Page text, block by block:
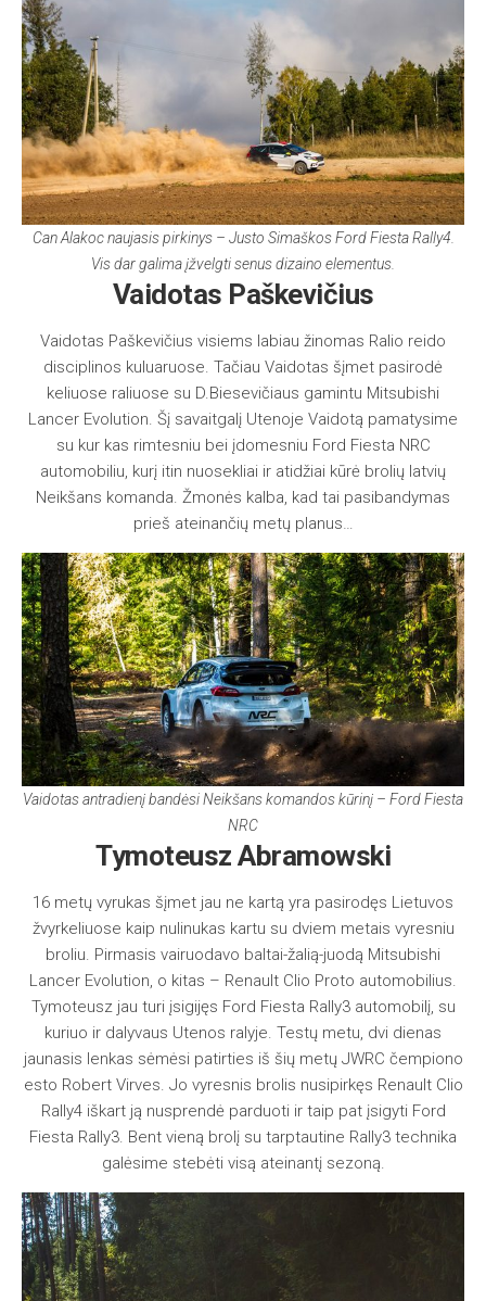
Can Alakoc naujasis pirkinys – Justo Simaškos Ford Fiesta Rally4.
Vis dar galima įžvelgti senus dizaino elementus.
Vaidotas Paškevičius
Vaidotas Paškevičius visiems labiau žinomas Ralio reido
disciplinos kuluaruose. Tačiau Vaidotas šįmet pasirodė
keliuose raliuose su D.Biesevičiaus gamintu Mitsubishi
Lancer Evolution. Šį savaitgalį Utenoje Vaidotą pamatysime
su kur kas rimtesniu bei įdomesniu Ford Fiesta NRC
automobiliu, kurį itin nuosekliai ir atidžiai kūrė brolių latvių
Neikšans komanda. Žmonės kalba, kad tai pasibandymas
prieš ateinančių metų planus…
Vaidotas antradienį bandėsi Neikšans komandos kūrinį – Ford Fiesta
NRC
Tymoteusz Abramowski
16 metų vyrukas šįmet jau ne kartą yra pasirodęs Lietuvos
žvyrkeliuose kaip nulinukas kartu su dviem metais vyresniu
broliu. Pirmasis vairuodavo baltai-žalią-juodą Mitsubishi
Lancer Evolution, o kitas – Renault Clio Proto automobilius.
Tymoteusz jau turi įsigijęs Ford Fiesta Rally3 automobilį, su
kuriuo ir dalyvaus Utenos ralyje. Testų metu, dvi dienas
jaunasis lenkas sėmėsi patirties iš šių metų JWRC čempiono
esto Robert Virves. Jo vyresnis brolis nusipirkęs Renault Clio
Rally4 iškart ją nusprendė parduoti ir taip pat įsigyti Ford
Fiesta Rally3. Bent vieną brolį su tarptautine Rally3 technika
galėsime stebėti visą ateinantį sezoną.